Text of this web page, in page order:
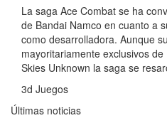
La saga Ace Combat se ha
de Bandai Namco en cuanto a
como desarrolladora. Aunque
mayoritariamente exclusivos
Skies Unknown la saga se
3d Juegos
Últimas noticias